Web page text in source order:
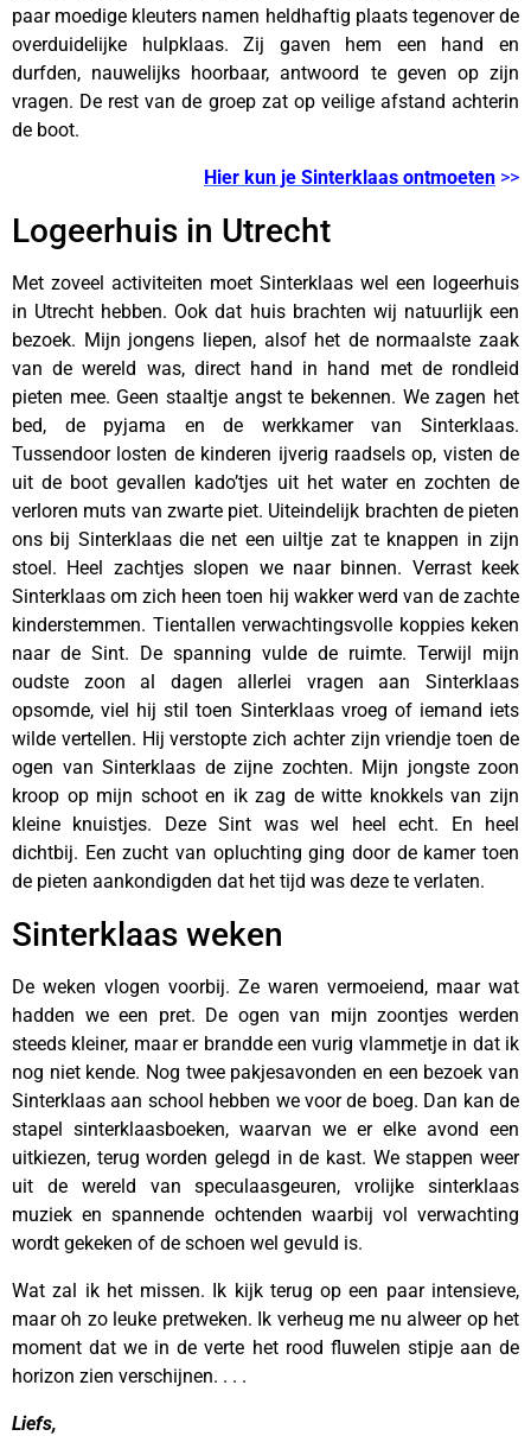
paar moedige kleuters namen heldhaftig plaats tegenover de
overduidelijke hulpklaas. Zij gaven hem een hand en
durfden, nauwelijks hoorbaar, antwoord te geven op zijn
vragen. De rest van de groep zat op veilige afstand achterin
de boot.
Hier kun je Sinterklaas ontmoeten >>
Logeerhuis in Utrecht
Met zoveel activiteiten moet Sinterklaas wel een logeerhuis
in Utrecht hebben. Ook dat huis brachten wij natuurlijk een
bezoek. Mijn jongens liepen, alsof het de normaalste zaak
van de wereld was, direct hand in hand met de rondleid
pieten mee. Geen staaltje angst te bekennen. We zagen het
bed, de pyjama en de werkkamer van Sinterklaas.
Tussendoor losten de kinderen ijverig raadsels op, visten de
uit de boot gevallen kado’tjes uit het water en zochten de
verloren muts van zwarte piet. Uiteindelijk brachten de pieten
ons bij Sinterklaas die net een uiltje zat te knappen in zijn
stoel. Heel zachtjes slopen we naar binnen. Verrast keek
Sinterklaas om zich heen toen hij wakker werd van de zachte
kinderstemmen. Tientallen verwachtingsvolle koppies keken
naar de Sint. De spanning vulde de ruimte. Terwijl mijn
oudste zoon al dagen allerlei vragen aan Sinterklaas
opsomde, viel hij stil toen Sinterklaas vroeg of iemand iets
wilde vertellen. Hij verstopte zich achter zijn vriendje toen de
ogen van Sinterklaas de zijne zochten. Mijn jongste zoon
kroop op mijn schoot en ik zag de witte knokkels van zijn
kleine knuistjes. Deze Sint was wel heel echt. En heel
dichtbij. Een zucht van opluchting ging door de kamer toen
de pieten aankondigden dat het tijd was deze te verlaten.
Sinterklaas weken
De weken vlogen voorbij. Ze waren vermoeiend, maar wat
hadden we een pret. De ogen van mijn zoontjes werden
steeds kleiner, maar er brandde een vurig vlammetje in dat ik
nog niet kende. Nog twee pakjesavonden en een bezoek van
Sinterklaas aan school hebben we voor de boeg. Dan kan de
stapel sinterklaasboeken, waarvan we er elke avond een
uitkiezen, terug worden gelegd in de kast. We stappen weer
uit de wereld van speculaasgeuren, vrolijke sinterklaas
muziek en spannende ochtenden waarbij vol verwachting
wordt gekeken of de schoen wel gevuld is.
Wat zal ik het missen. Ik kijk terug op een paar intensieve,
maar oh zo leuke pretweken. Ik verheug me nu alweer op het
moment dat we in de verte het rood fluwelen stipje aan de
horizon zien verschijnen. . . .
Liefs,